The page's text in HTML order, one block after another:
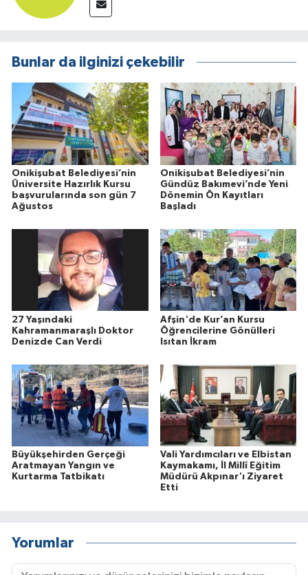
Bunlar da ilginizi çekebilir
Onikişubat Belediyesi’nin
Üniversite Hazırlık Kursu
başvurularında son gün 7
Ağustos
Onikişubat Belediyesi’nin
Gündüz Bakımevi’nde Yeni
Dönemin Ön Kayıtları
Başladı
27 Yaşındaki
Kahramanmaraşlı Doktor
Denizde Can Verdi
Afşin'de Kur’an Kursu
Öğrencilerine Gönülleri
Isıtan İkram
Büyükşehirden Gerçeği
Aratmayan Yangın ve
Kurtarma Tatbikatı
Vali Yardımcıları ve Elbistan
Kaymakamı, İl Millî Eğitim
Müdürü Akpınar'ı Ziyaret
Etti
Yorumlar